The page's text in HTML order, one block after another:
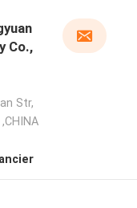
Co.,
Str,